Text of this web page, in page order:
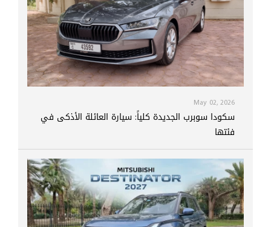
May 02, 2026
سكودا سوبرب الجديدة كلياً: سيارة العائلة الأذكى في
فئتها